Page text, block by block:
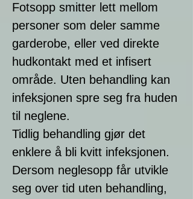
Fotsopp smitter lett mellom
personer som deler samme
garderobe, eller ved direkte
hudkontakt med et infisert
område. Uten behandling kan
infeksjonen spre seg fra huden
til neglene.
Tidlig behandling gjør det
enklere å bli kvitt infeksjonen.
Dersom neglesopp får utvikle
seg over tid uten behandling,